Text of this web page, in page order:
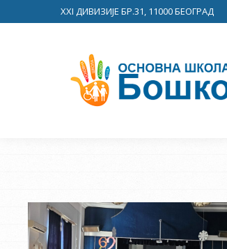
XXI ДИВИЗИЈЕ БР.31, 11000 БЕОГРАД